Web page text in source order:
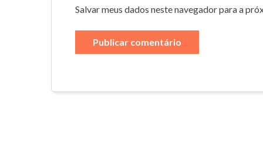
Salvar meus dados neste navegador para a